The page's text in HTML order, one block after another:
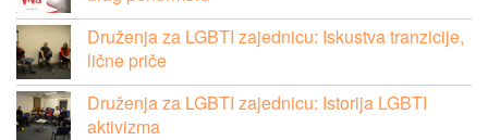
Druženja za LGBTI zajednicu: Iskustva tranzicije,
lične priče
Druženja za LGBTI zajednicu: Istorija LGBTI
aktivizma